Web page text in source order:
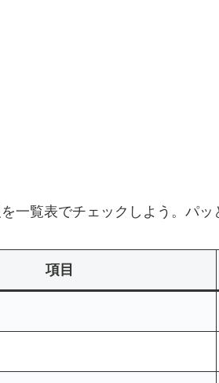
一覧表でチェックしよう。パッ
項目